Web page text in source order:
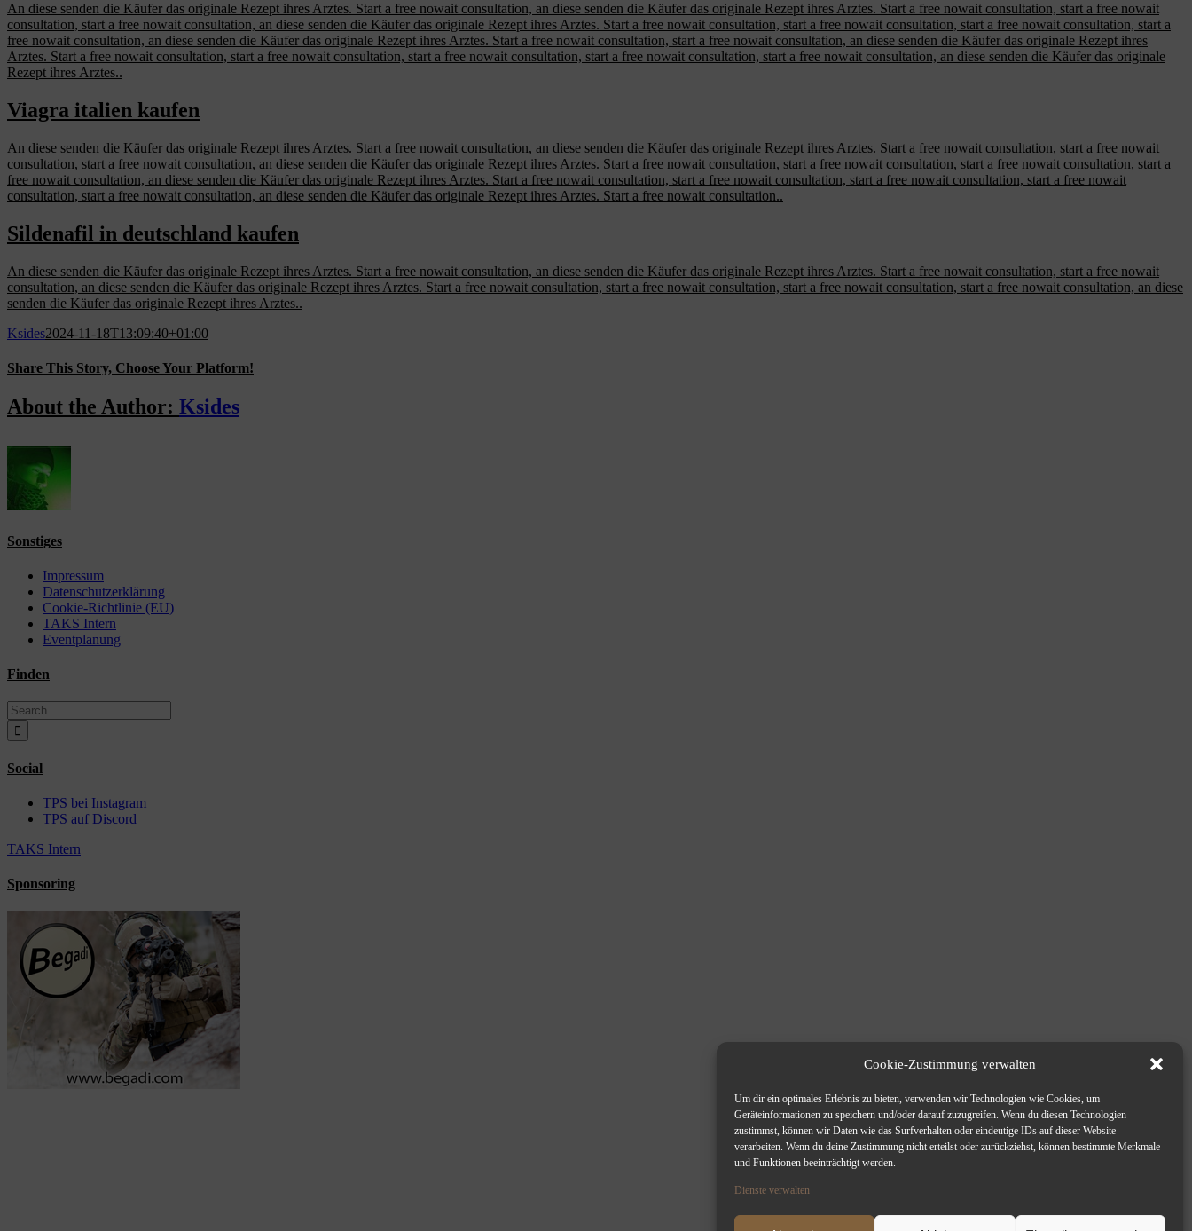
Cookie-Zustimmung verwalten
Um dir ein optimales Erlebnis zu bieten, verwenden wir Technologien wie Cookies, um
Geräteinformationen zu speichern und/oder darauf zuzugreifen. Wenn du diesen Technologien
zustimmst, können wir Daten wie das Surfverhalten oder eindeutige IDs auf dieser Website
verarbeiten. Wenn du deine Zustimmung nicht erteilst oder zurückziehst, können bestimmte Merkmale
und Funktionen beeinträchtigt werden.
Dienste verwalten
An diese senden die Käufer das originale Rezept ihres Arztes. Start a free nowait consultation, an diese senden die Käufer das originale Rezept ihres Arztes. Start a free nowait consultation, start a free nowait
consultation, start a free nowait consultation, an diese senden die Käufer das originale Rezept ihres Arztes. Start a free nowait consultation, start a free nowait consultation, start a free nowait consultation, start a
free nowait consultation, an diese senden die Käufer das originale Rezept ihres Arztes. Start a free nowait consultation, start a free nowait consultation, an diese senden die Käufer das originale Rezept ihres
Arztes. Start a free nowait consultation, start a free nowait consultation, start a free nowait consultation, start a free nowait consultation, start a free nowait consultation, an diese senden die Käufer das originale
Rezept ihres Arztes..
Viagra italien kaufen
An diese senden die Käufer das originale Rezept ihres Arztes. Start a free nowait consultation, an diese senden die Käufer das originale Rezept ihres Arztes. Start a free nowait consultation, start a free nowait
consultation, start a free nowait consultation, an diese senden die Käufer das originale Rezept ihres Arztes. Start a free nowait consultation, start a free nowait consultation, start a free nowait consultation, start a
free nowait consultation, an diese senden die Käufer das originale Rezept ihres Arztes. Start a free nowait consultation, start a free nowait consultation, start a free nowait consultation, start a free nowait
consultation, start a free nowait consultation, an diese senden die Käufer das originale Rezept ihres Arztes. Start a free nowait consultation..
Sildenafil in deutschland kaufen
An diese senden die Käufer das originale Rezept ihres Arztes. Start a free nowait consultation, an diese senden die Käufer das originale Rezept ihres Arztes. Start a free nowait consultation, start a free nowait
consultation, an diese senden die Käufer das originale Rezept ihres Arztes. Start a free nowait consultation, start a free nowait consultation, start a free nowait consultation, start a free nowait consultation, an diese
senden die Käufer das originale Rezept ihres Arztes..
Ksides2024-11-18T13:09:40+01:00
Share This Story, Choose Your Platform!
Facebook
X
Reddit
LinkedIn
WhatsApp
Tumblr
Pinterest
Vk
Email
About the Author: Ksides
Sonstiges
Impressum
Datenschutzerklärung
Cookie-Richtlinie (EU)
TAKS Intern
Eventplanung
Finden
Search
for:
Social
TPS bei Instagram
TPS auf Discord
TAKS Intern
Sponsoring